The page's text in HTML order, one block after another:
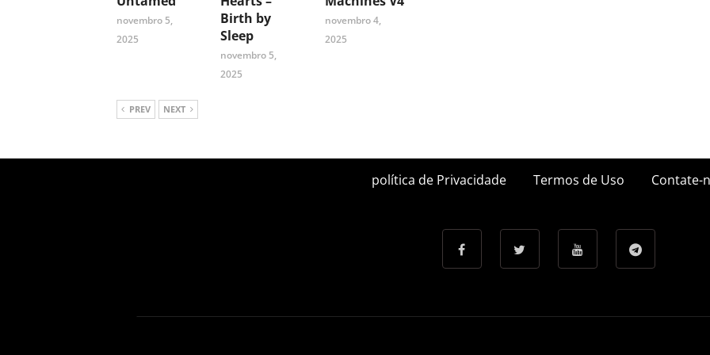
novembro 5,
2025
Birth by
Sleep
novembro 5,
2025
novembro 4,
2025
PREV NEXT
política de Privacidade Termos de Uso Contate-